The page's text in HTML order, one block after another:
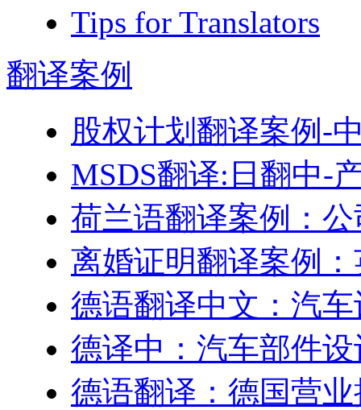
Tips for Translators
翻译案例
股权计划翻译案例-
MSDS翻译:日翻中-
荷兰语翻译案例：
离婚证明翻译案例
德语翻译中文：汽
德译中：汽车部件
德语翻译：德国营